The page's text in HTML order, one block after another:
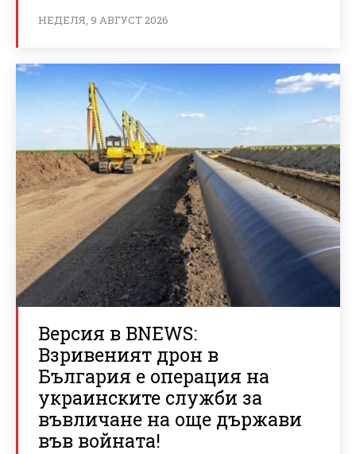
НЕДЕЛЯ, 9 АВГУСТ 2026
Версия в BNEWS:
Взривеният дрон в
България е операция на
украинските служби за
въвличане на още държави
във войната!